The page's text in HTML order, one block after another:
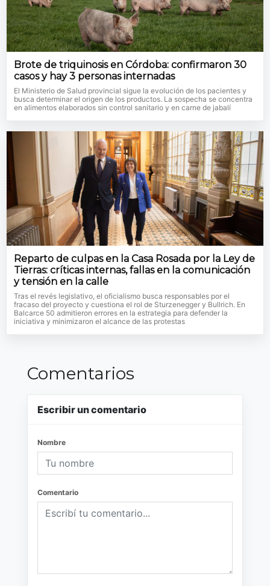
Brote de triquinosis en Córdoba: confirmaron 30
casos y hay 3 personas internadas
El Ministerio de Salud provincial sigue la evolución de los pacientes y
busca determinar el origen de los productos. La sospecha se concentra
en alimentos elaborados sin control sanitario y en carne de jabalí
Reparto de culpas en la Casa Rosada por la Ley de
Tierras: críticas internas, fallas en la comunicación
y tensión en la calle
Tras el revés legislativo, el oficialismo busca responsables por el
fracaso del proyecto y cuestiona el rol de Sturzenegger y Bullrich. En
Balcarce 50 admitieron errores en la estrategia para defender la
iniciativa y minimizaron el alcance de las protestas
Comentarios
Escribir un comentario
Nombre
Comentario